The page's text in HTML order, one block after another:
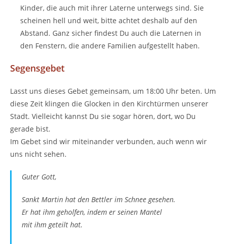
Kinder, die auch mit ihrer Laterne unterwegs sind. Sie
scheinen hell und weit, bitte achtet deshalb auf den
Abstand. Ganz sicher findest Du auch die Laternen in
den Fenstern, die andere Familien aufgestellt haben.
Segensgebet
Lasst uns dieses Gebet gemeinsam, um 18:00 Uhr beten. Um
diese Zeit klingen die Glocken in den Kirchtürmen unserer
Stadt. Vielleicht kannst Du sie sogar hören, dort, wo Du
gerade bist.
Im Gebet sind wir miteinander verbunden, auch wenn wir
uns nicht sehen.
Guter Gott,
Sankt Martin hat den Bettler im Schnee gesehen.
Er hat ihm geholfen, indem er seinen Mantel
mit ihm geteilt hat.